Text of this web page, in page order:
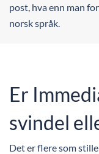
post, hva enn man
norsk språk.
Er
svindel
Det er flere som